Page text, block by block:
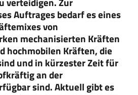
Auftrages bedarf es eines
von
mechanisierten Kräften
hochmobilen Kräften, die
und in kürzester Zeit für
an der
sind. Aktuell gibt es